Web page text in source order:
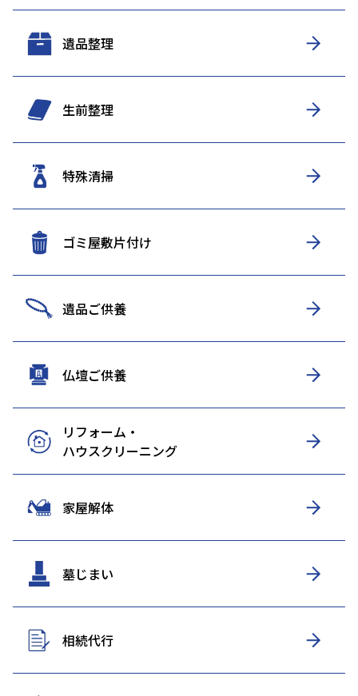
遺品整理
生前整理
特殊清掃
ゴミ屋敷片付け
遺品ご供養
仏壇ご供養
リフォーム・
ハウスクリーニング
家屋解体
墓じまい
相続代行